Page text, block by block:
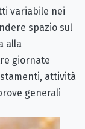
variabile nei
spazio sul
alla
giornate
attività
generali